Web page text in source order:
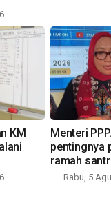
KM
Menteri
pentingnya
ramah
Rabu, 5